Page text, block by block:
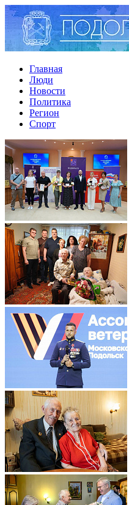
Главная
Люди
Новости
Политика
Регион
Спорт